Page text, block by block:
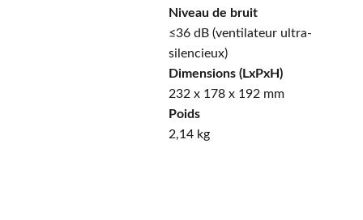
Niveau de bruit
≤36 dB (ventilateur ultra-
silencieux)
Dimensions (LxPxH)
232 x 178 x 192 mm
Poids
2,14 kg